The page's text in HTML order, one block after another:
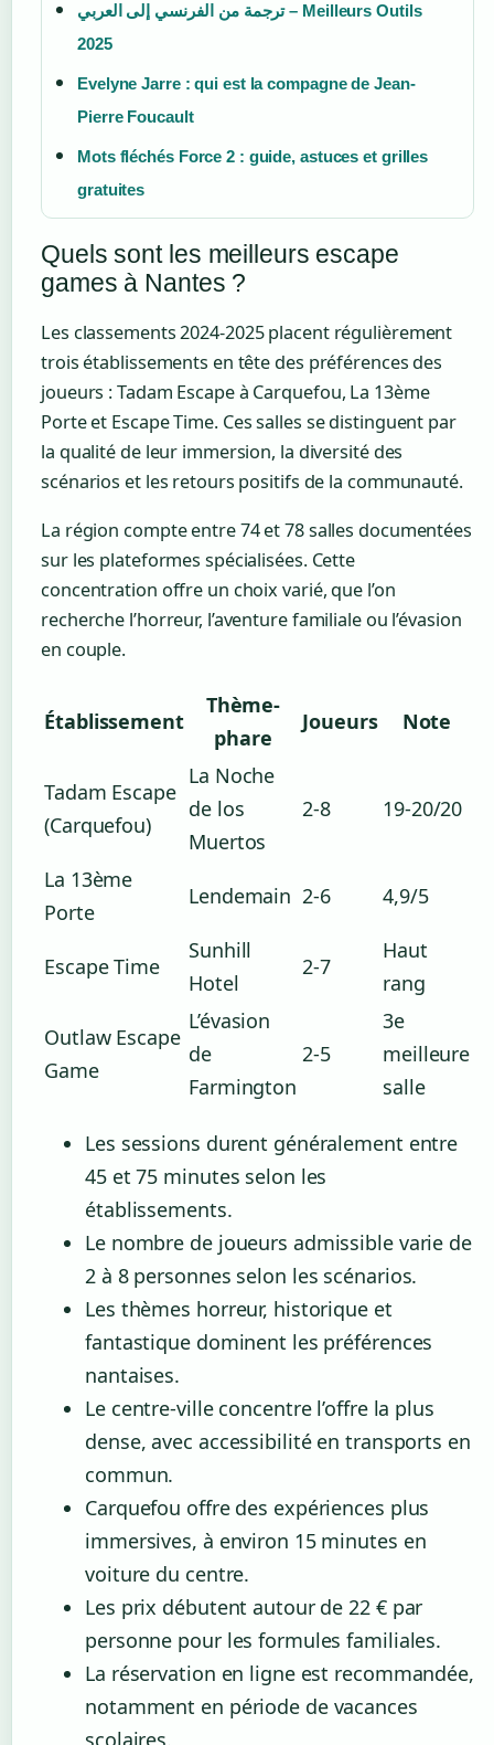
ترجمة من الفرنسي إلى العربي – Meilleurs Outils
2025
Evelyne Jarre : qui est la compagne de Jean-
Pierre Foucault
Mots fléchés Force 2 : guide, astuces et grilles
gratuites
Quels sont les meilleurs escape
games à Nantes ?
Les classements 2024-2025 placent régulièrement
trois établissements en tête des préférences des
joueurs : Tadam Escape à Carquefou, La 13ème
Porte et Escape Time. Ces salles se distinguent par
la qualité de leur immersion, la diversité des
scénarios et les retours positifs de la communauté.
La région compte entre 74 et 78 salles documentées
sur les plateformes spécialisées. Cette
concentration offre un choix varié, que l’on
recherche l’horreur, l’aventure familiale ou l’évasion
en couple.
Établissement
Thème-
phare
Joueurs Note
Tadam Escape
(Carquefou)
La Noche
de los
Muertos
2-8 19-20/20
La 13ème
Porte
Lendemain 2-6 4,9/5
Escape Time
Sunhill
Hotel
2-7
Haut
rang
Outlaw Escape
Game
L’évasion
de
Farmington
2-5
3e
meilleure
salle
Les sessions durent généralement entre
45 et 75 minutes selon les
établissements.
Le nombre de joueurs admissible varie de
2 à 8 personnes selon les scénarios.
Les thèmes horreur, historique et
fantastique dominent les préférences
nantaises.
Le centre-ville concentre l’offre la plus
dense, avec accessibilité en transports en
commun.
Carquefou offre des expériences plus
immersives, à environ 15 minutes en
voiture du centre.
Les prix débutent autour de 22 € par
personne pour les formules familiales.
La réservation en ligne est recommandée,
notamment en période de vacances
scolaires.